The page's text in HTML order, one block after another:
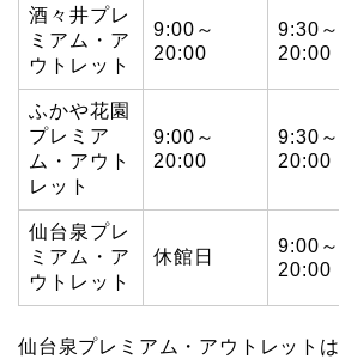
酒々井プレ
ミアム・ア
ウトレット
9:00～
20:00
9:30～
20:00
ふかや花園
プレミア
ム・アウト
レット
9:00～
20:00
9:30～
20:00
仙台泉プレ
ミアム・ア
ウトレット
休館日
9:00～
20:00
仙台泉プレミアム・アウトレットは